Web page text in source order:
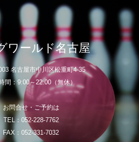
ワールド名古屋
名古屋市中川区松重町4-35
間：9:00～22:00（無休）
お問合せ・ご予約は
TEL：052-228-7762
FAX：052-331-7032